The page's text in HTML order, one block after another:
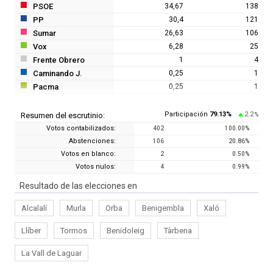
PSOE 34,67 138
PP 30,4 121
Sumar 26,63 106
Vox 6,28 25
Frente Obrero 1 4
Caminando J. 0,25 1
Pacma 0,25 1
Resumen del escrutinio: Participación 79.13% 2.2 %
Votos contabilizados: 402 100.00%
Abstenciones: 106 20.86%
Votos en blanco: 2 0.50%
Votos nulos: 4 0.99%
Resultado de las elecciones en
Alcalalí Murla Orba Benigembla Xaló
Llíber Tormos Benidoleig Tàrbena
La Vall de Laguar